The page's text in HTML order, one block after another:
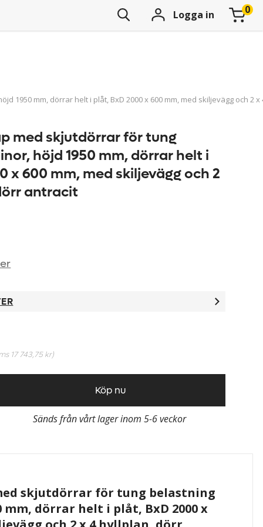
Logga in
1950 mm, dörrar helt i plåt, BxD 2000 x 600 mm, med skiljevägg och 2
med skjutdörrar för tung
höjd 1950 mm, dörrar helt i
x 600 mm, med skiljevägg och 2
antracit
17 743,75 kr)
Köp nu
Sänds från vårt lager inom 5-6 veckor
skjutdörrar för tung belastning
mm, dörrar helt i plåt, BxD 2000 x